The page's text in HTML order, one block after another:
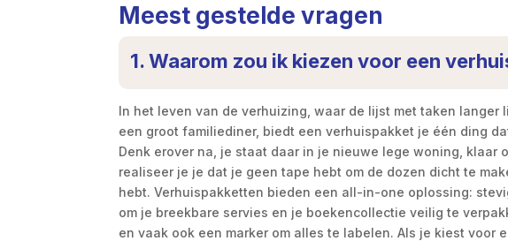
Meest gestelde vragen
1. Waarom zou ik kiezen voor een
In het leven van de verhuizing, waar de lijst met taken
een groot familiediner, biedt een verhuispakket je één ding
Denk erover na, je staat daar in je nieuwe lege woning, klaar
realiseer je je dat je geen tape hebt om de dozen dicht te
hebt. Verhuispakketten bieden een all-in-one oplossing:
om je breekbare servies en je boekencollectie veilig te
en vaak ook een marker om alles te labelen. Als je kiest voor